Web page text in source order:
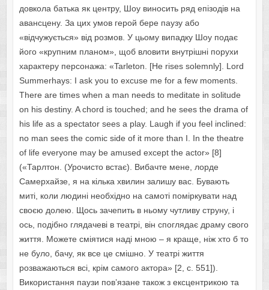
довкола батька як центру, Шоу виносить ряд епізодів на
авансцену. За цих умов герой бере паузу або
«відчужується» від розмов. У цьому випадку Шоу подає
його «крупним планом», щоб вловити внутрішні порухи
характеру персонажа: «Tarleton. [He rises solemnly]. Lord
Summerhays: I ask you to excuse me for a few moments.
There are times when a man needs to meditate in solitude
on his destiny. A chord is touched; and he sees the drama of
his life as a spectator sees a play. Laugh if you feel inclined:
no man sees the comic side of it more than I. In the theatre
of life everyone may be amused except the actor» [8]
(«Тарлтон. (Урочисто встає). Вибачте мене, лорде
Самерхайзе, я на кілька хвилин залишу вас. Бувають
миті, коли людині необхідно на самоті поміркувати над
своєю долею. Щось зачепить в ньому чутливу струну, і
ось, подібно глядачеві в театрі, він споглядає драму свого
життя. Можете сміятися наді мною – я краще, ніж хто б то
не було, бачу, як все це смішно. У театрі життя
розважаються всі, крім самого актора» [2, с. 551]).
Використання паузи пов’язане також з ексцентрикою та